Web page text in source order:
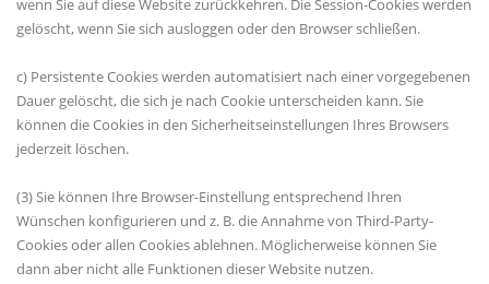
wenn Sie auf diese Website zurückkehren. Die Session-Cookies werden
gelöscht, wenn Sie sich ausloggen oder den Browser schließen.
c) Persistente Cookies werden automatisiert nach einer vorgegebenen
Dauer gelöscht, die sich je nach Cookie unterscheiden kann. Sie
können die Cookies in den Sicherheitseinstellungen Ihres Browsers
jederzeit löschen.
(3) Sie können Ihre Browser-Einstellung entsprechend Ihren
Wünschen konfigurieren und z. B. die Annahme von Third-Party-
Cookies oder allen Cookies ablehnen. Möglicherweise können Sie
dann aber nicht alle Funktionen dieser Website nutzen.